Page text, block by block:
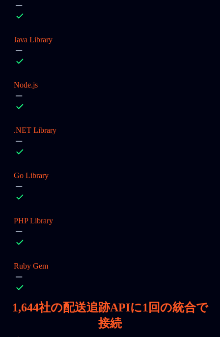
Java Library
Node.js
.NET Library
Go Library
PHP Library
Ruby Gem
1,644社の配送追跡APIに1回の統合で
接続